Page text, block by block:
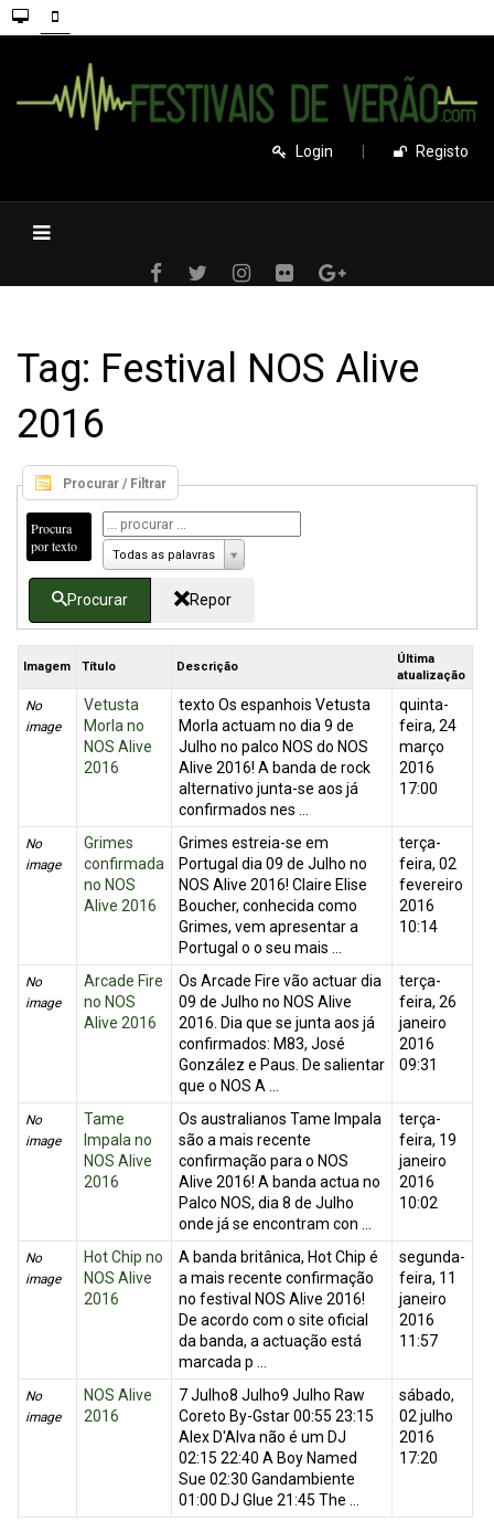
Login Registo
Tag: Festival NOS Alive
2016
Procurar / Filtrar
Procura
por texto
Todas as palavras
Procurar Repor
Imagem Título Descrição
Última
atualização
No
image
Vetusta
Morla no
NOS Alive
2016
texto Os espanhois Vetusta
Morla actuam no dia 9 de
Julho no palco NOS do NOS
Alive 2016! A banda de rock
alternativo junta-se aos já
confirmados nes ...
quinta-
feira, 24
março
2016
17:00
No
image
Grimes
confirmada
no NOS
Alive 2016
Grimes estreia-se em
Portugal dia 09 de Julho no
NOS Alive 2016! Claire Elise
Boucher, conhecida como
Grimes, vem apresentar a
Portugal o o seu mais ...
terça-
feira, 02
fevereiro
2016
10:14
No
image
Arcade Fire
no NOS
Alive 2016
Os Arcade Fire vão actuar dia
09 de Julho no NOS Alive
2016. Dia que se junta aos já
confirmados: M83, José
González e Paus. De salientar
que o NOS A ...
terça-
feira, 26
janeiro
2016
09:31
No
image
Tame
Impala no
NOS Alive
2016
Os australianos Tame Impala
são a mais recente
confirmação para o NOS
Alive 2016! A banda actua no
Palco NOS, dia 8 de Julho
onde já se encontram con ...
terça-
feira, 19
janeiro
2016
10:02
No
image
Hot Chip no
NOS Alive
2016
A banda britânica, Hot Chip é
a mais recente confirmação
no festival NOS Alive 2016!
De acordo com o site oficial
da banda, a actuação está
marcada p ...
segunda-
feira, 11
janeiro
2016
11:57
No
image
NOS Alive
2016
7 Julho8 Julho9 Julho Raw
Coreto By-Gstar 00:55 23:15
Alex D'Alva não é um DJ
02:15 22:40 A Boy Named
Sue 02:30 Gandambiente
01:00 DJ Glue 21:45 The ...
sábado,
02 julho
2016
17:20